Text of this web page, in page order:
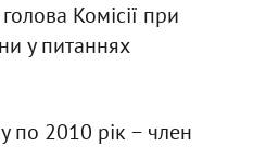
Комісії при
у питаннях
по 2010 рік − член